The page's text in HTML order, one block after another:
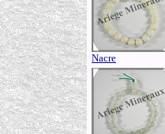
Nacre